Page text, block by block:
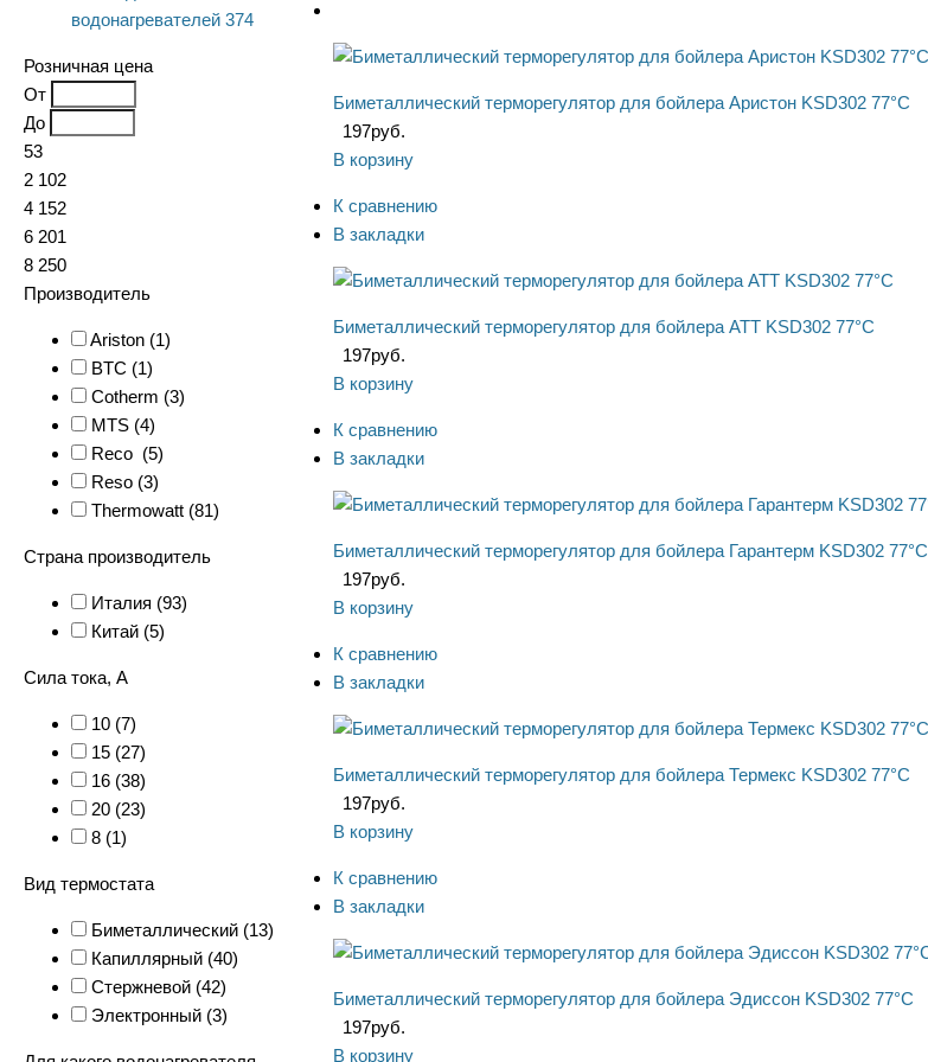
водонагревателей 374
Розничная цена
От
До
53
2 102
4 152
6 201
8 250
Производитель
Ariston (1)
BTC (1)
Cotherm (3)
MTS (4)
Reco (5)
Reso (3)
Thermowatt (81)
Страна производитель
Италия (93)
Китай (5)
Сила тока, А
10 (7)
15 (27)
16 (38)
20 (23)
8 (1)
Вид термостата
Биметаллический (13)
Капиллярный (40)
Стержневой (42)
Электронный (3)
Биметаллический терморегулятор для бойлера Аристон KSD302 77°C
197руб.
В корзину
К сравнению
В закладки
Биметаллический терморегулятор для бойлера АТТ KSD302 77°C
197руб.
В корзину
К сравнению
В закладки
Биметаллический терморегулятор для бойлера Гарантерм KSD302 77°C
197руб.
В корзину
К сравнению
В закладки
Биметаллический терморегулятор для бойлера Термекс KSD302 77°C
197руб.
В корзину
К сравнению
В закладки
Биметаллический терморегулятор для бойлера Эдиссон KSD302 77°C
197руб.
В корзину